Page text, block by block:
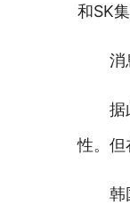
和SK
消
据
性。但
韩